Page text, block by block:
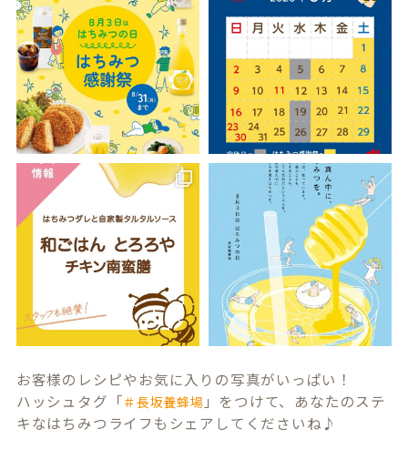
お客様のレシピやお気に入りの写真がいっぱい！
ハッシュタグ「＃長坂養蜂場 」をつけて、あなたのステ
キなはちみつライフもシェアしてくださいね♪